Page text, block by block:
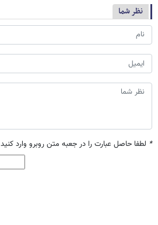
نظر شما
* لطفا حاصل عبارت را در جعبه متن روبرو وارد کنید